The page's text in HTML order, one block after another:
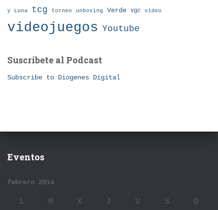
y Luna tcg torneo unboxing Verde vgc video
videojuegos Youtube
Suscribete al Podcast
Subscribe to Diogenes Digital
Eventos
febrero 2014
L M X J V S D